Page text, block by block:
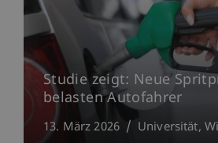
Studie zeigt: Neue
belasten Autofahrer
13. März 2026 Universität